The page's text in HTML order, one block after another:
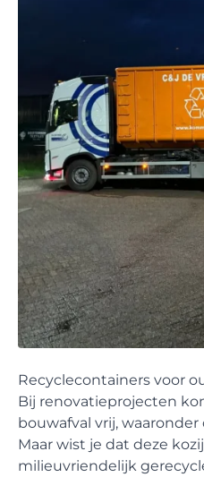
Recyclecontainers voor
Bij renovatieprojecten
bouwafval vrij,
Maar wist je dat deze
milieuvriendelijk